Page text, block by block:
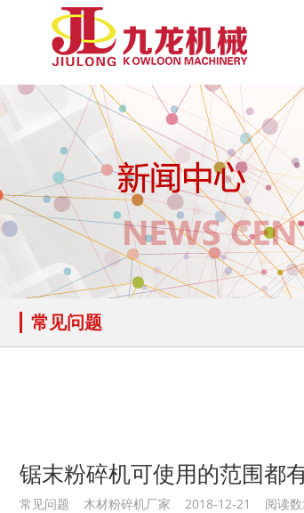
常见问题
锯末粉碎机可使用的范围都
常见问题 木材粉碎机厂家 2018-12-21 阅读数:
木材撕碎机 RDF燃
生物质综合破碎机... 轮胎
建筑垃